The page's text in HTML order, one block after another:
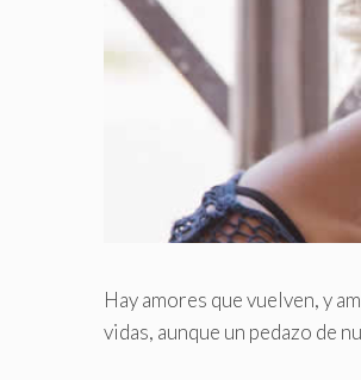
Hay amores que vuelven, y
vidas, aunque un pedazo de